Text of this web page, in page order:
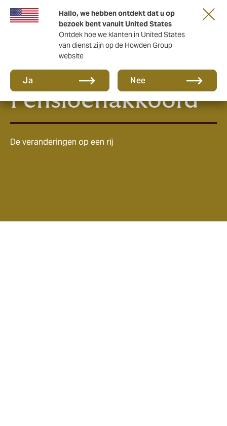
Hallo, we hebben ontdekt dat u op
bezoek bent vanuit United States
Ontdek hoe we klanten in United States
van dienst zijn op de Howden Group
website
Ja Nee
E-Paper:
Pensioenakkoord
De veranderingen op een rij